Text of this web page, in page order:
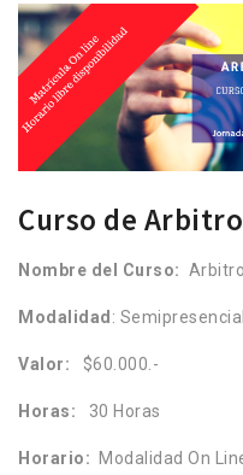
Curso de
Nombre del Curso:
Modalidad : Semipresencial
Valor: $60.000.-
Horas: 30 Horas
Horario:
Modalidad On